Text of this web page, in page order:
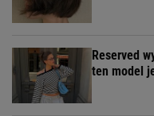
Reserved
ten model